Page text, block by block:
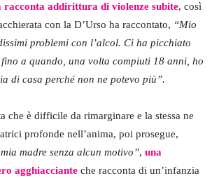
racconta addirittura di violenze subite, così
con la D’Urso ha raccontato, “Mio
problemi con l’alcol. Ci ha picchiato
a quando, una volta compiuti 18 anni, ho
di casa perché non ne potevo più”.
che è difficile da rimarginare e la stessa ne
profonde nell’anima, poi prosegue,
madre senza alcun motivo”, una
agghiacciante che racconta di un’infanzia